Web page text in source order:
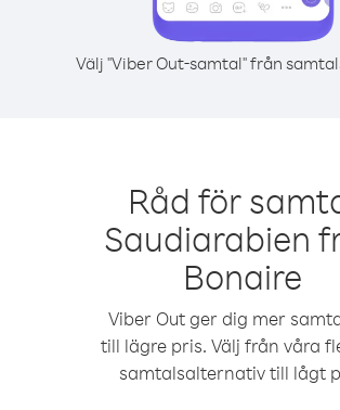
Välj "Viber Out-samtal" från
Råd för
Saudiarabien
Bonaire
Viber Out ger dig mer
till lägre pris. Välj från våra
samtalsalternativ till lågt